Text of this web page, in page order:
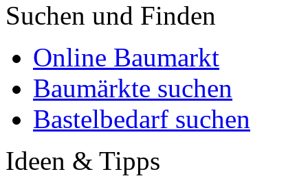
Suchen und Finden
Online Baumarkt
Baumärkte suchen
Bastelbedarf suchen
Ideen & Tipps